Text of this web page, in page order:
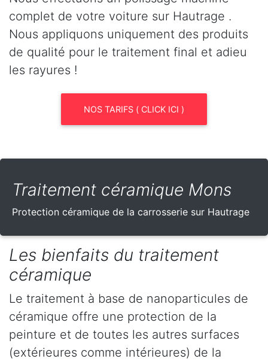
complet de votre voiture sur Hautrage .
Nous appliquons uniquement des produits
de qualité pour le traitement final et adieu
les rayures !
NOS TARIFS ( CLICK ICI )
Traitement céramique Mons
Protection céramique de la carrosserie sur Hautrage
Les bienfaits du traitement
céramique
Le traitement à base de nanoparticules de
céramique offre une protection de la
peinture et de toutes les autres surfaces
(extérieures comme intérieures) de la